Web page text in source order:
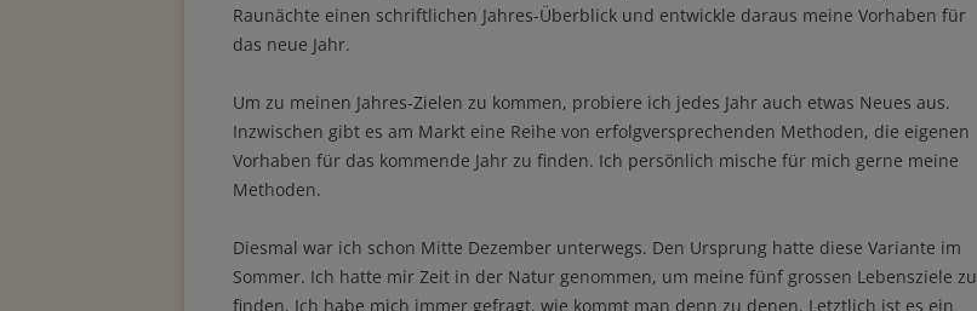
Raunächte einen schriftlichen Jahres-Überblick und entwickle daraus meine Vorhaben für
das neue Jahr.
Um zu meinen Jahres-Zielen zu kommen, probiere ich jedes Jahr auch etwas Neues aus.
Inzwischen gibt es am Markt eine Reihe von erfolgversprechenden Methoden, die eigenen
Vorhaben für das kommende Jahr zu finden. Ich persönlich mische für mich gerne meine
Methoden.
Diesmal war ich schon Mitte Dezember unterwegs. Den Ursprung hatte diese Variante im
Sommer. Ich hatte mir Zeit in der Natur genommen, um meine fünf grossen Lebensziele zu
finden. Ich habe mich immer gefragt, wie kommt man denn zu denen. Letztlich ist es ein